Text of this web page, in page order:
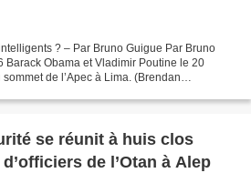
? – Par Bruno Guigue Par Bruno
Obama et Vladimir Poutine le 20
de l’Apec à Lima. (Brendan
se réunit à huis clos
de l’Otan à Alep